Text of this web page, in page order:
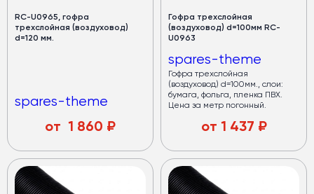
RC-U0965, гофра
трехслойная (воздуховод)
d=120 мм.
spares-theme
от 1 860 ₽
Гофра трехслойная
(воздуховод) d=100мм RC-
U0963
spares-theme
Гофра трехслойная
(воздуховод) d=100мм., слои:
бумага, фольга, пленка ПВХ.
Цена за метр погонный.
от 1 437 ₽